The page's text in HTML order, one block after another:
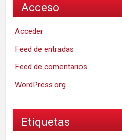
Acceso
Acceder
Feed de entradas
Feed de comentarios
WordPress.org
Etiquetas